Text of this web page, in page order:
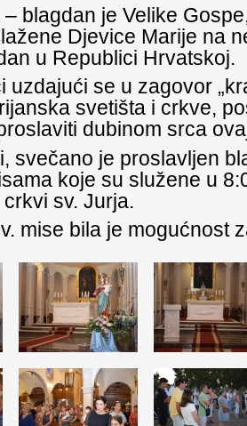
blagdan je Velike
Djevice Marije na
u Republici Hrvatskoj.
uzdajući se u zagovor
svetišta i crkve,
dubinom srca
svečano je proslavljen
koje su služene u
sv. Jurja.
mise bila je mogućnost